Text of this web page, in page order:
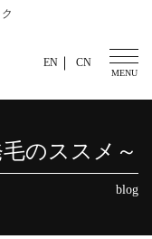
EN CN
のススメ～
blog